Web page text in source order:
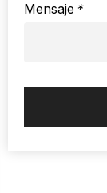
*
Mensaje